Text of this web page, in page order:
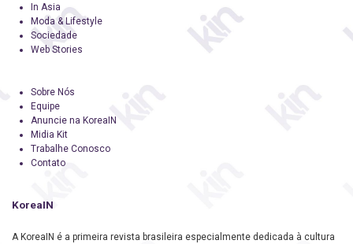
In Asia
Moda & Lifestyle
Sociedade
Web Stories
Sobre Nós
Equipe
Anuncie na KoreaIN
Midia Kit
Trabalhe Conosco
Contato
KoreaIN
A KoreaIN é a primeira revista brasileira especialmente dedicada à cultura